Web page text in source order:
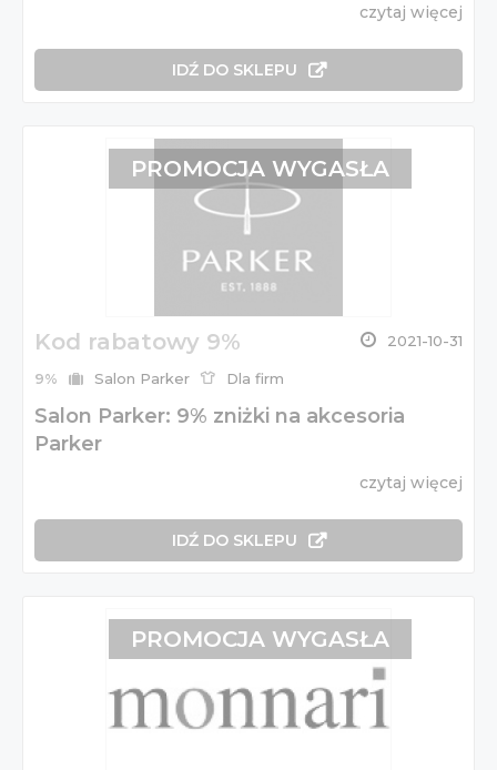
czytaj więcej
IDŹ DO SKLEPU
Kod rabatowy 9% 2021-10-31
9% Salon Parker Dla firm
Salon Parker: 9% zniżki na akcesoria
Parker
czytaj więcej
IDŹ DO SKLEPU
PROMOCJA WYGASŁA
PROMOCJA WYGASŁA